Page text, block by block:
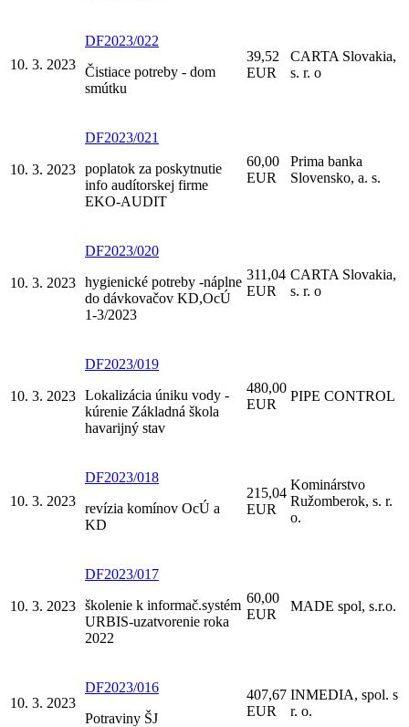
10. 3. 2023
DF2023/022
Čistiace potreby - dom
smútku
39,52
EUR
CARTA Slovakia,
s. r. o
10. 3. 2023
DF2023/021
poplatok za poskytnutie
info audítorskej firme
EKO-AUDIT
60,00
EUR
Prima banka
Slovensko, a. s.
10. 3. 2023
DF2023/020
hygienické potreby -náplne
do dávkovačov KD,OcÚ
1-3/2023
311,04
EUR
CARTA Slovakia,
s. r. o
10. 3. 2023
DF2023/019
Lokalizácia úniku vody -
kúrenie Základná škola
havarijný stav
480,00
EUR
PIPE CONTROL
10. 3. 2023
DF2023/018
revízia komínov OcÚ a
KD
215,04
EUR
Kominárstvo
Ružomberok, s. r.
o.
10. 3. 2023
DF2023/017
školenie k informač.systém
URBIS-uzatvorenie roka
2022
60,00
EUR
MADE spol, s.r.o.
10. 3. 2023
DF2023/016
Potraviny ŠJ
407,67
EUR
INMEDIA, spol. s
r. o.